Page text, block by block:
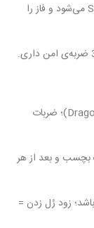
نقطه‌ی ضعف اصلی: سرِ اژدها—ضربه به سر باعث Stagger می‌شود و فاز را
نبرد نزدیک با نیزه-شمشیرِ رعدی (Dragonslayer Swordspear)؛ ضربات
بچسب و بعد از هر
زود رُل زدن =